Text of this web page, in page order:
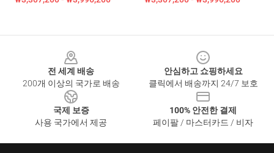
전 세계 배송
200개 이상의 국가로 배송
안심하고 쇼핑하세요
클릭에서 배송까지 24/7 보호
국제 보증
사용 국가에서 제공
100% 안전한 결제
페이팔 / 마스터카드 / 비자